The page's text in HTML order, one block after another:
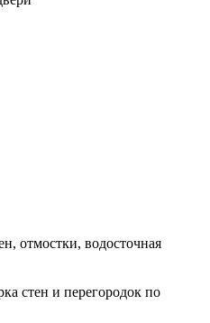
отмостки, водосточная
стен и перегородок по